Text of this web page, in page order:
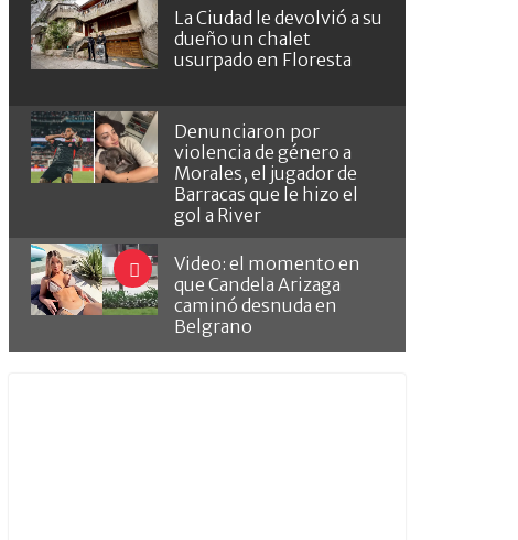
La Ciudad le devolvió a su
dueño un chalet
usurpado en Floresta
Denunciaron por
violencia de género a
Morales, el jugador de
Barracas que le hizo el
gol a River
Video: el momento en
que Candela Arizaga
caminó desnuda en
Belgrano